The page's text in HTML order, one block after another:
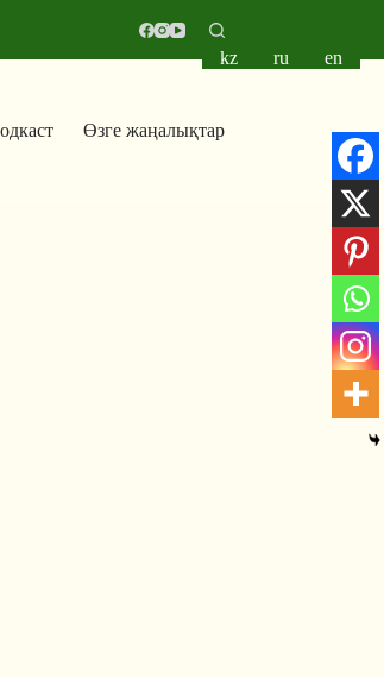
Өзге жаңалықтар
kz ru en